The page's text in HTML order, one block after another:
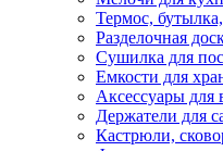
Термос,
Разделочная
Сушилка для
Емкости для
Аксессуары для
Держатели для
Кастрюли,